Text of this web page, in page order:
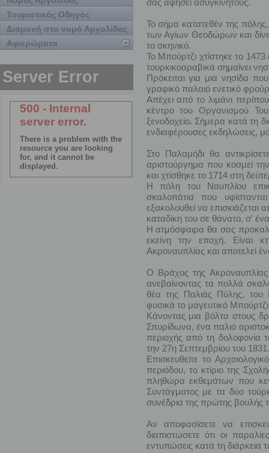
Τουριστικός Οδηγός
Διαμονή στο νομό Αργολίδας
Αφιερώματα
σας αφήσει ασυγκίνητους.
Το σήμα κατατεθέν της
των Αγίων Θεοδώρων και
το σκηνικό.
Το Μπούρτζι χτίστηκε το
τουρκικοαραβικά σημαίνει
Πρόκειται για μια νησίδα
γραφικό παλαιό ενετικό
Απέχει από το λιμάνι
κέντρο του Οργανισμού
ξενοδοχείο. Σήμερα κατά τη
ενδιαφέρουσες εκδηλώσεις,
Στο Παλαμήδι θα
αριστούργημα που κοσμεί
και χτίσθηκε το 1714 στη
Η πόλη του Ναυπλίου
σκαλοπάτια που
εξακολουθεί να
καταδίκη του σε θάνατο, σ'
Η ατμόσφαιρα θα σας
εκείνη την εποχή. Είναι
Ακροναυπλίας και αποτελεί
Ο Βράχος της
ανεβαίνοντας τα πολλά
θέα της Παλιάς Πύλης, του
φυσικά το μαγευτικό
Κάνοντας μια βόλτα στους
Σπυρίδωνα, ένα παλιό
περιοχής από τη δολοφονία
την 27η Σεπτεμβρίου του 1831.
Επισκευθείτε το
περιόδου, το κτίριο της
πληθώρα εκθεμάτων που
Συντάγματος με τα δύο
συνέδρια της πρώτης
Αν αποφασίσετε να
διαπιστώσετε ότι οι
εντυπώσεις κατά τη